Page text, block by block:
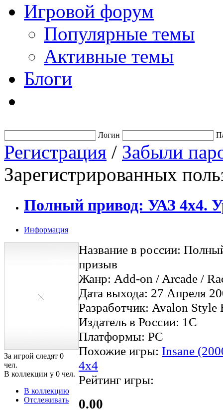
Игровой форум
Популярные темы
Активные темы
Блоги
Логин
Регистрация / Забыли
Зарегистрированных
Полный привод: УАЗ 4x4.
Информация
За игрой следят 0
чел.
В коллекции у 0 чел.
В коллекцию
Отслеживать
Название в россии:
призыв
Жанр: Add-on / Arcade /
Дата выхода: 27 Апреля
Разработчик: Avalon Style
Издатель в России: 1C
Платформы: PC
Похожие игры: Insane
4x4
Рейтинг игры:
0.00